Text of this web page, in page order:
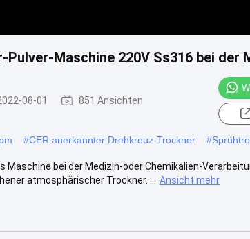
Maschine 220V Ss316 bei der
08-01 851 Ansichten
#CER anerkannter Drehkreuz-Trockner #
Maschine bei der Medizin-oder Chemikalien-
atmosphärischer Trockner. ...
Ansicht mehr